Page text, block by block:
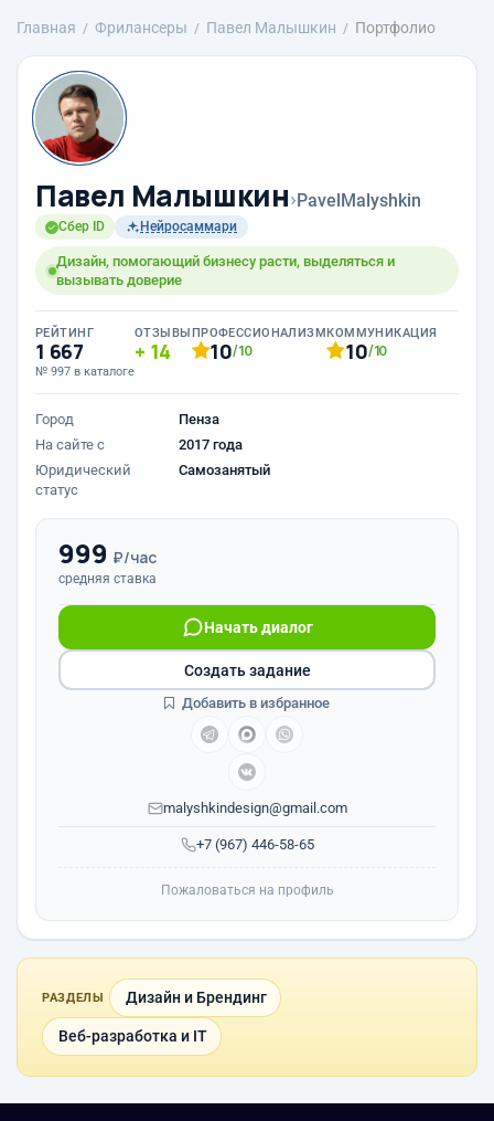
Главная Фрилансеры Павел Малышкин Портфолио
Павел Малышкин›PavelMalyshkin
Сбер ID Нейросаммари
Дизайн, помогающий бизнесу расти, выделяться и
вызывать доверие
РЕЙТИНГ
1 667
№ 997 в каталоге
ОТЗЫВЫ
14
ПРОФЕССИОНАЛИЗМ
10/10
КОММУНИКАЦИЯ
10/10
Город
Пенза
На сайте с
2017 года
Юридический
статус
Самозанятый
999 ₽/час
средняя ставка
+7 (967) 446-58-65
Начать диалог
malyshkindesign@gmail.com
Создать задание
Добавить в избранное
Пожаловаться на профиль
РАЗДЕЛЫ Дизайн и Брендинг
Веб-разработка и IT